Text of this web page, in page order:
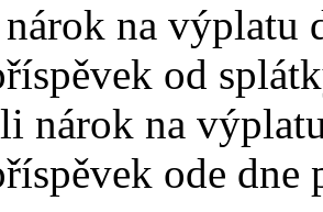
na výplatu
od
nárok na
ode dne